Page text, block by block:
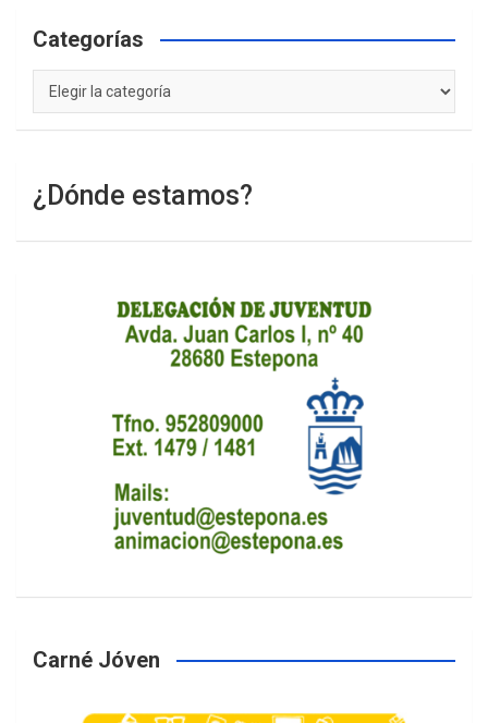
Categorías
Categorías
¿Dónde estamos?
Carné Jóven